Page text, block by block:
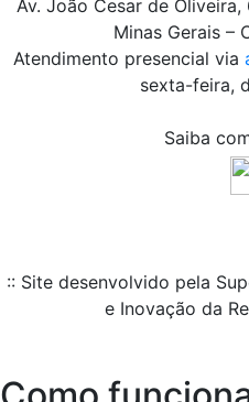
Av. João Cesar de
Minas Gerais –
Atendimento presencial via
sexta-feira,
Saiba
:: Site desenvolvido pela
e Inovação da